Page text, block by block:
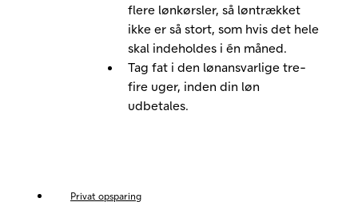
flere lønkørsler, så løntrækket
ikke er så stort, som hvis det hele
skal indeholdes i én måned.
Tag fat i den lønansvarlige tre-
fire uger, inden din løn
udbetales.
Privat opsparing